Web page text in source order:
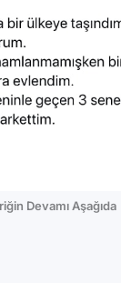
Devamı Aşağıda